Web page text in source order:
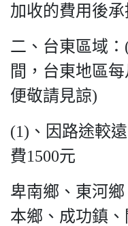
加收的費用後承
二、台東區域
間，台東地區
便敬請見諒)
(1)、因路途較
費1500元
卑南鄉、東河
本鄉、成功鎮